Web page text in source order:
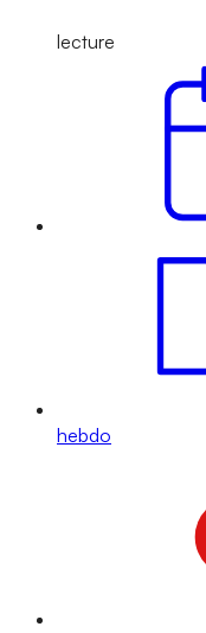
lecture
hebdo